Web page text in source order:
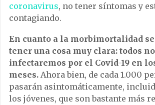
coronavirus, no tener síntomas y
contagiando.
En cuanto a la morbimortalidad
tener una cosa muy clara: todos
infectaremos por el Covid-19 en
meses. Ahora bien, de cada 1.000
pasarán asintomáticamente,
los jóvenes, que son bastante más